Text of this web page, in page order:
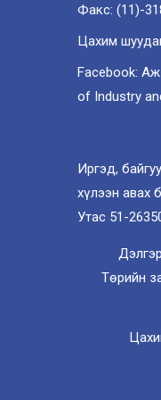
Факс: (11)-
Цахим
Facebook:
of Industry
Иргэд,
хүлээн авах
Утас 51-
Төрийн